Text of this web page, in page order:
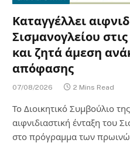
Καταγγέλλει
Σισμανογλείου
και ζητά άμεση
απόφασης
07/08/2026 2 Mins Read
Το Διοικητικό Συμβούλιο
αιφνιδιαστική ένταξη του
στο πρόγραμμα των